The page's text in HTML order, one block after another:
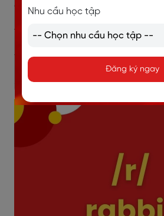
afternoon /ˌɑːftəˈnuːn/: buổi chiều
forbidden /fəˈbɪdən/: cấm
wonderful /ˈwʌndəfəl/: tuyệt vời
storm /stɔːm/: cơn bão
Nhu cầu học tập
Đăng ký ngay